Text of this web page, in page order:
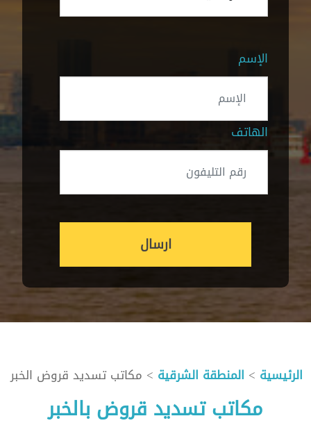
الإسم
الهاتف
ارسال
الرئيسية > المنطقة الشرقية > مكاتب تسديد قروض الخبر
مكاتب تسديد قروض بالخبر